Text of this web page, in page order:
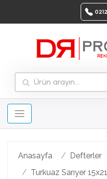
Anasayfa
Defterler
Turkuaz Sarıyer